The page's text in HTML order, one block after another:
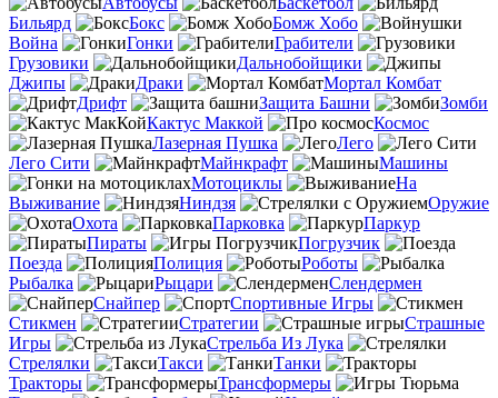
Бильярд
Бокс
Бомж Хобо
Война
Гонки
Грабители
Грузовики
Дальнобойщики
Джипы
Драки
Мортал Комбат
Дрифт
Защита Башни
Зомби
Кактус Маккой
Космос
Лазерная Пушка
Лего
Лего Сити
Майнкрафт
Машины
Мотоциклы
На
Выживание
Ниндзя
Оружие
Охота
Парковка
Паркур
Пираты
Погрузчик
Поезда
Полиция
Роботы
Рыбалка
Рыцари
Слендермен
Снайпер
Спортивные Игры
Стикмен
Стратегии
Страшные
Игры
Стрельба Из Лука
Стрелялки
Такси
Танки
Тракторы
Трансформеры